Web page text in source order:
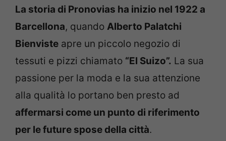
La storia di Pronovias ha inizio nel 1922 a
Barcellona, quando Alberto Palatchi
Bienviste apre un piccolo negozio di
tessuti e pizzi chiamato “El Suizo”. La sua
passione per la moda e la sua attenzione
alla qualità lo portano ben presto ad
affermarsi come un punto di riferimento
per le future spose della città.